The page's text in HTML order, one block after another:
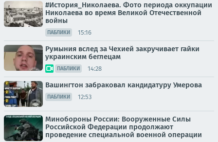
#История_Николаева. Фото периода оккупации
Николаева во время Великой Отечественной
войны
ПАБЛИКИ 15:16
Румыния вслед за Чехией закручивает гайки
украинским беглецам
ПАБЛИКИ 14:28
Вашингтон забраковал кандидатуру Умерова
ПАБЛИКИ 12:53
Минобороны России: Вооруженные Силы
Российской Федерации продолжают
проведение специальной военной операции